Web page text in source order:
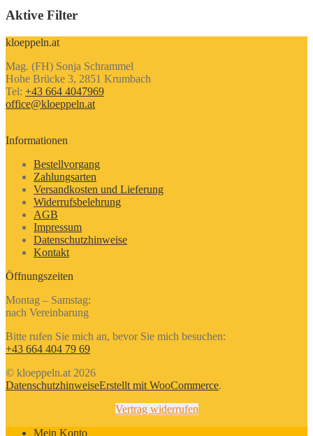
Aktive Filter
kloeppeln.at
Mag. (FH) Sonja Schrammel
Hohe Brücke 3, 2851 Krumbach
Tel: +43 664 4047969
office@kloeppeln.at
Informationen
Bestellvorgang
Zahlungsarten
Versandkosten und Lieferung
Widerrufsbelehrung
AGB
Impressum
Datenschutzhinweise
Kontakt
Öffnungszeiten
Montag – Samstag:
nach Vereinbarung
Bitte rufen Sie mich an, bevor Sie mich besuchen:
+43 664 404 79 69
© kloeppeln.at 2026
DatenschutzhinweiseErstellt mit WooCommerce.
Vertrag widerrufen
Mein Konto